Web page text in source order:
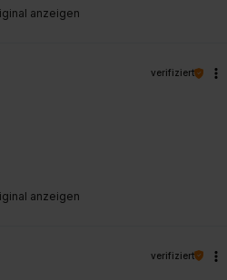
anzeigen
anzeigen
verifiziert
verifiziert